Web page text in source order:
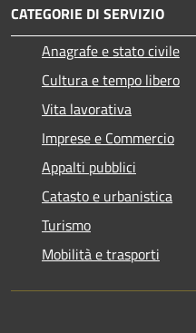
CATEGORIE DI SERVIZIO
Anagrafe e stato civile
Cultura e tempo libero
Vita lavorativa
Imprese e Commercio
Appalti pubblici
Catasto e urbanistica
Turismo
Mobilità e trasporti